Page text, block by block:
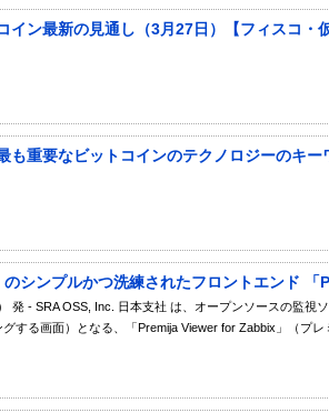
イン最新の見通し（3月27日）【フィスコ・
も重要なビットコインのテクノロジーのキー
シンプルかつ洗練されたフロントエンド
発 - SRA OSS, Inc. 日本支社 は、オープンソースの監視
する画面）となる、「Premija Viewer for Zabbix」（プレ